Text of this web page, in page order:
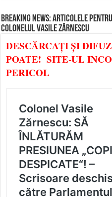
BREAKING NEWS: ARTICOLELE
COLONELUL VASILE ZĂRNESCU
DESCĂRCAȚI ȘI
POATE! SITE-UL
PERICOL